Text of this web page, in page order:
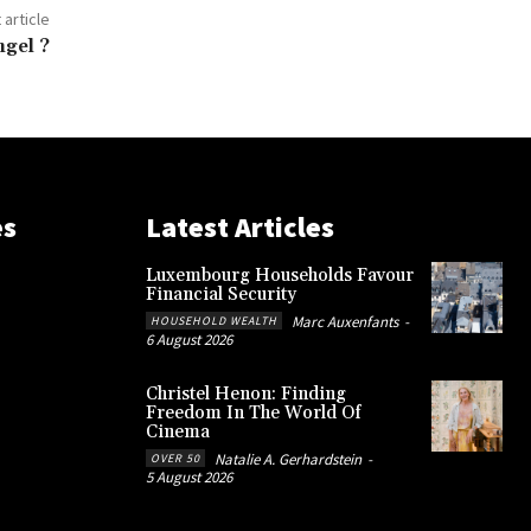
article
?
Latest Articles
Luxembourg Households Favour
Financial Security
HOUSEHOLD WEALTH Marc Auxenfants -
6 August 2026
Christel Henon: Finding
Freedom In The World Of
Cinema
OVER 50 Natalie A. Gerhardstein -
5 August 2026